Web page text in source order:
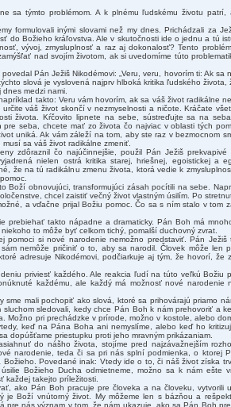
sa týmto problémom. A k plnému ľudskému životu patrí,
formulovali inými slovami než my dnes. Prichádzali za
do Božieho kráľovstva. Ale v skutočnosti ide o jednu a tú
vývoj, zmysluplnosť a raz aj dokonalosť? Tento
nad svojím životom, ak si uvedomíme túto
Pán Ježiš Nikodémovi: „Veru, veru, hovorím ti: Ak sa
slová je vyslovená najprv hlboká kritika ľudského života,
medzi nami.
takto: Veru vám hovorím, ak sa váš život radikálne
váš život skončí v nezmyselnosti a ničote. Kráčate
života. Kŕčovito lipnete na sebe, sústreďujte sa na
pre seba, chcete mať zo života čo najviac v oblasti tých
uniká. Ak vám záleží na tom, aby ste raz v bezmocnom
sa váš život radikálne zmeniť.
zdôraznil čo najúčinnejšie, použil Pán Ježiš prekvapivé
nielen ostrá kritika starej, hriešnej, egoistickej a
že na tú radikálnu zmenu života, ktorá vedie k
Boží obnovujúci, transformujúci zásah pocítili na sebe.
chcel zaistiť večný život vlastným úsilím. Po
a vďačne prijal Božiu pomoc. Čo sa s ním stalo v tom
prebiehať takto nápadne a dramaticky. Pán Boh má
to môže byť celkom tichý, pomalší duchovný zvrat.
pomoci si nové narodenie nemožno predstaviť. Pán Ježiš
nemôže pričiniť o to, aby sa narodil. Človek môže len
adresuje Nikodémovi, podčiarkuje aj tým, že hovorí, že
priviesť každého. Ale reakcia ľudí na túto veľkú Božiu
každému, ale každý má možnosť nové narodenie
sme mali pochopiť ako slová, ktoré sa prihovárajú priamo
sluchom sledovali, kedy chce Pán Boh k nám prehovoriť a
Možno pri prechádzke v prírode, možno v kostole, alebo
keď na Pána Boha ani nemyslíme, alebo keď ho
dopúšťame priestupku proti jeho mravným prikázaniam.
do nášho života, stojíme pred najzávažnejším
narodenie, teda či sa pri nás splní podmienka, o ktorej
Povedané inak: Vtedy ide o to, či náš život získa
Božieho Ducha odmietneme, možno sa k nám ešte
každej takejto príležitosti.
ako Pán Boh pracuje pre človeka a na človeku, vytvorili
je Boží vnútorný život. My môžeme len s bázňou a
pre nás význam v tom, že nám ukazuje, ako sa Pán Boh